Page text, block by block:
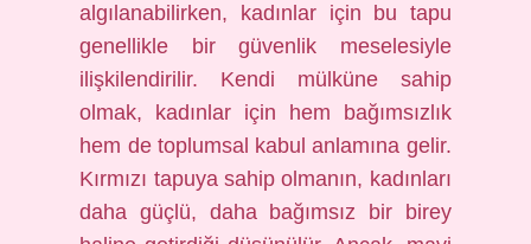
algılanabilirken, kadınlar için bu tapu
genellikle bir güvenlik meselesiyle
ilişkilendirilir. Kendi mülküne sahip
olmak, kadınlar için hem bağımsızlık
hem de toplumsal kabul anlamına gelir.
Kırmızı tapuya sahip olmanın, kadınları
daha güçlü, daha bağımsız bir birey